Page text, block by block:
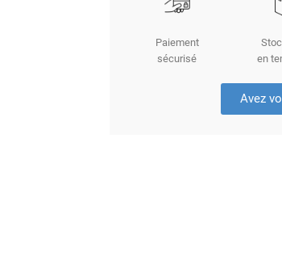
Paiement
sécurisé
en
Avez